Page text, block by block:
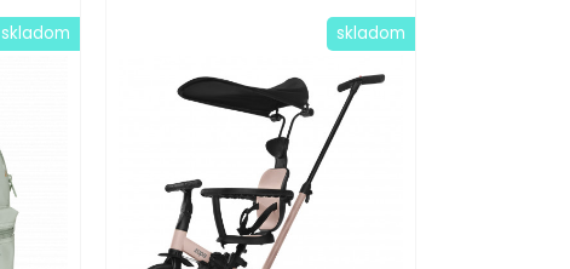
skladom skladom